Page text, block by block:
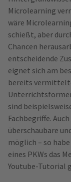
Microlearning
wäre
schießt, aber
Chancen
entscheidende
eignet sich am
bereits
sind
Fachbegriffe.
überschaubare
möglich – so
eines PKWs das
Youtube-Tutorial